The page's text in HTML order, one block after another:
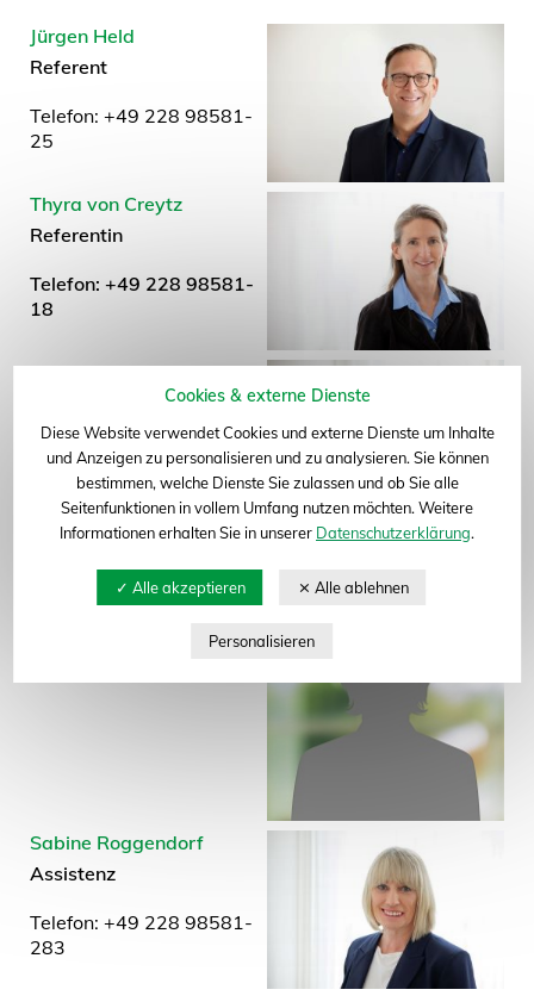
Jürgen Held
Referent
Telefon: +49 228 98581-
25
Thyra von Creytz
Referentin
Telefon: +49 228 98581-
18
Katharina Kemmerling
Telefon: +49 228 98581-
Saatgutrecht
Dr. Anja Dederichs
Sabine Roggendorf
Assistenz
Telefon: +49 228 98581-
283
zum Seitenanfang
Cookies & externe Dienste
Diese Website verwendet Cookies und externe Dienste um Inhalte
und Anzeigen zu personalisieren und zu analysieren. Sie können
bestimmen, welche Dienste Sie zulassen und ob Sie alle
Seitenfunktionen in vollem Umfang nutzen möchten. Weitere
Informationen erhalten Sie in unserer Datenschutzerklärung.